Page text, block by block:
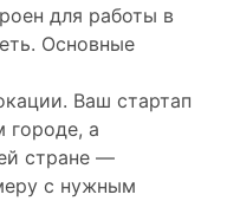
для работы в
Основные
Ваш стартап
городе, а
стране —
с нужным